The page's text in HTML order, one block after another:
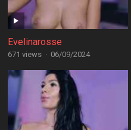
Evelinarosse
671 views · 06/09/2024